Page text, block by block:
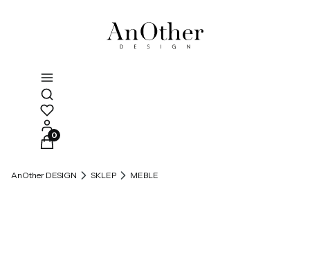
Otwórz wyszukiwarkę
Produkty w koszyku: 0. Zobacz szczegóły
AnOther DESIGN SKLEP MEBLE